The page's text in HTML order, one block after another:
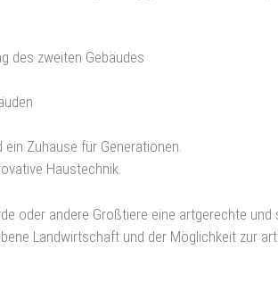
des zweiten Gebäudes
Zuhause für Generationen.
Haustechnik.
oder andere Großtiere eine artgerechte und
Landwirtschaft und der Möglichkeit zur